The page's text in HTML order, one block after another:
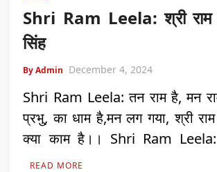
Shri Ram Leela: श्री राम
सिंह
By Admin December 4, 2024
Shri Ram Leela: तन राम है, मन
प्रभु, का धाम है,मन लग गया, श्री
क्या काम है।। Shri Ram
READ MORE